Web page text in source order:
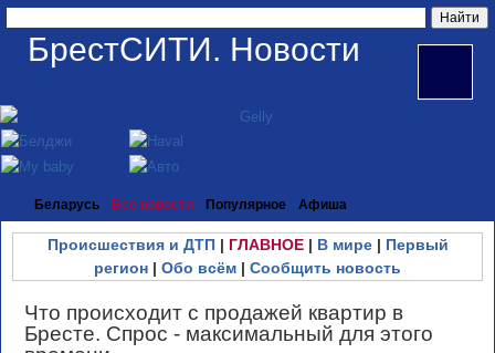
БрестСИТИ. Новости
Беларусь Все новости Популярное Афиша
Происшествия и ДТП| ГЛАВНОЕ| В мире| Первый
регион | Обо всём | Сообщить новость
Что происходит с продажей квартир в
Бресте. Спрос - максимальный для этого